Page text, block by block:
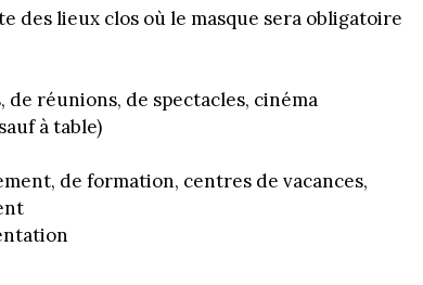
des lieux clos où le masque sera obligatoire
réunions, de spectacles, cinéma
à table)
de formation, centres de vacances,